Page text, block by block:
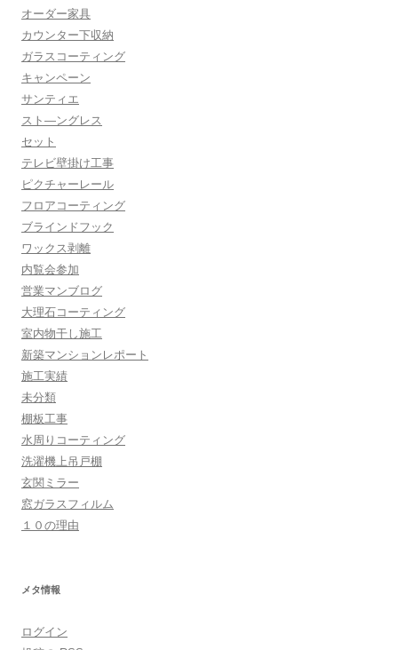
オーダー家具
カウンター下収納
ガラスコーティング
キャンペーン
サンティエ
スト―ングレス
セット
テレビ壁掛け工事
ピクチャーレール
フロアコーティング
ブラインドフック
ワックス剥離
内覧会参加
営業マンブログ
大理石コーティング
室内物干し施工
新築マンションレポート
施工実績
未分類
棚板工事
水周りコーティング
洗濯機上吊戸棚
玄関ミラー
窓ガラスフィルム
１０の理由
メタ情報
ログイン